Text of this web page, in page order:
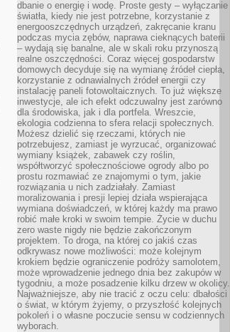
dbanie o energię i wodę. Proste gesty – wyłączanie
światła, kiedy nie jest potrzebne, korzystanie z
energooszczędnych urządzeń, zakręcanie kranu
podczas mycia zębów, naprawa cieknących baterii
– wydają się banalne, ale w skali roku przynoszą
realne oszczędności. Coraz więcej gospodarstw
domowych decyduje się na wymianę źródeł ciepła,
korzystanie z odnawialnych źródeł energii czy
instalację paneli fotowoltaicznych. To już większe
inwestycje, ale ich efekt odczuwalny jest zarówno
dla środowiska, jak i dla portfela. Wreszcie,
ekologia codzienna to sfera relacji społecznych.
Możesz dzielić się rzeczami, których nie
potrzebujesz, zamiast je wyrzucać, organizować
wymiany książek, zabawek czy roślin,
współtworzyć społecznościowe ogrody albo po
prostu rozmawiać ze znajomymi o tym, jakie
rozwiązania u nich zadziałały. Zamiast
moralizowania i presji lepiej działa wspierająca
wymiana doświadczeń, w której każdy ma prawo
robić małe kroki w swoim tempie. Życie w duchu
zero waste nigdy nie będzie zakończonym
projektem. To droga, na której co jakiś czas
odkrywasz nowe możliwości: może kolejnym
krokiem będzie ograniczenie podróży samolotem,
może wprowadzenie jednego dnia bez zakupów w
tygodniu, a może posadzenie kilku drzew w okolicy.
Najważniejsze, aby nie tracić z oczu celu: dbałości
o świat, w którym żyjemy, o przyszłość kolejnych
pokoleń i o własne poczucie sensu w codziennych
wyborach.